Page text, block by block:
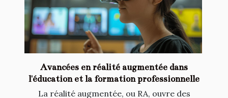
Avancées en réalité augmentée dans
l'éducation et la formation professionnelle
La réalité augmentée, ou RA, ouvre des